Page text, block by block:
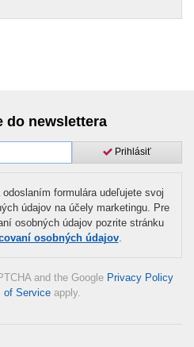
do newslettera
Prihlásiť
formulára udeľujete svoj
údajov na účely marketingu. Pre
osobných údajov pozrite stránku
osobných údajov.
and the Google Privacy Policy
of Service apply.